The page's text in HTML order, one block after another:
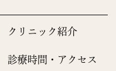
クリニック紹介
診療時間・アクセス